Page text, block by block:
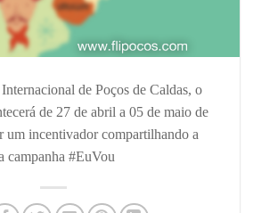
de Poços de Caldas, o
de 27 de abril a 05 de maio de
um incentivador compartilhando a
campanha #EuVou